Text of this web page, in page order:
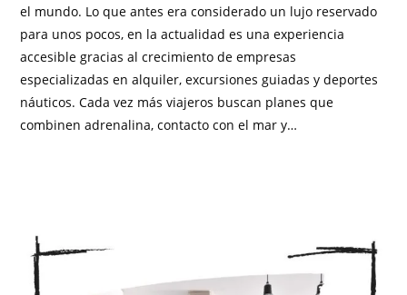
el mundo. Lo que antes era considerado un lujo reservado
para unos pocos, en la actualidad es una experiencia
accesible gracias al crecimiento de empresas
especializadas en alquiler, excursiones guiadas y deportes
náuticos. Cada vez más viajeros buscan planes que
combinen adrenalina, contacto con el mar y…